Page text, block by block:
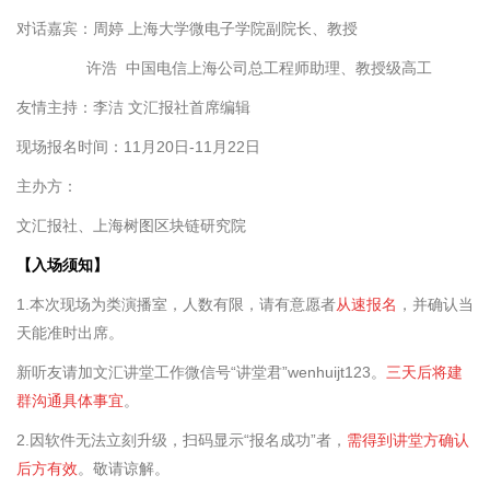
对话嘉宾： 周婷 上海大学微电子学院副院长、教授
许浩 中国电信上海公司总工程师助理、教授级高工
友情主持： 李洁 文汇报社首席编辑
现场报名时间： 1 1 月 20日-1 1 月 22日
主办方：
文汇报社、 上海树图区块链研究院
【 入场须知】
1. 本次现场为类演播室， 人数有限，请有意愿者从速报名 ，并确认当
天能准时出席。
新听友请加文汇讲堂工作微信号“讲堂君”wenhuijt123。 三天后将建
群沟通具体事宜。
2. 因软件无法立刻升级，扫码显示“报名成功”者， 需得到讲堂方确认
后方有效。敬请谅解。